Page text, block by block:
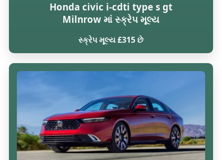
Honda civic i-cdti type s gt
Milnrow માં સ્ક્રેપ મૂલ્ય
સ્ક્રેપ મૂલ્ય £315 છે